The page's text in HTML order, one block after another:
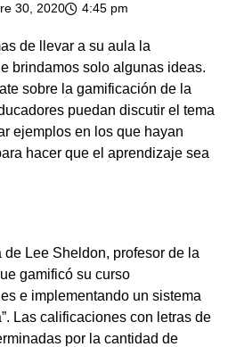
30, 2020 4:45 pm
de llevar a su aula la
brindamos solo algunas ideas.
sobre la gamificación de la
puedan discutir el tema
ejemplos en los que hayan
hacer que el aprendizaje sea
Lee Sheldon, profesor de la
gamificó su curso
e implementando un sistema
Las calificaciones con letras de
por la cantidad de